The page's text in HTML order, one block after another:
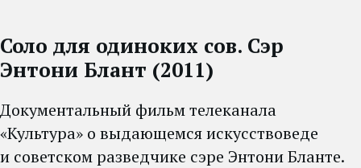
Соло для одиноких сов. Сэр
Энтони Блант (2011)
Документальный фильм телеканала
«Культура» о выдающемся искусствоведе
и советском разведчике сэре Энтони Бланте.